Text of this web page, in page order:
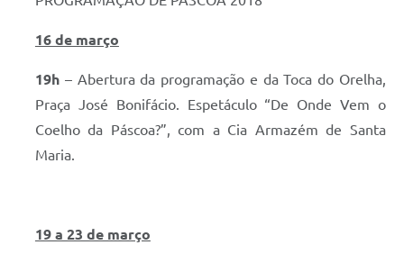
16 de março
19h – Abertura da programação e da Toca do Orelha,
Praça José Bonifácio. Espetáculo “De Onde Vem o
Coelho da Páscoa?”, com a Cia Armazém de Santa
Maria.
19 a 23 de março